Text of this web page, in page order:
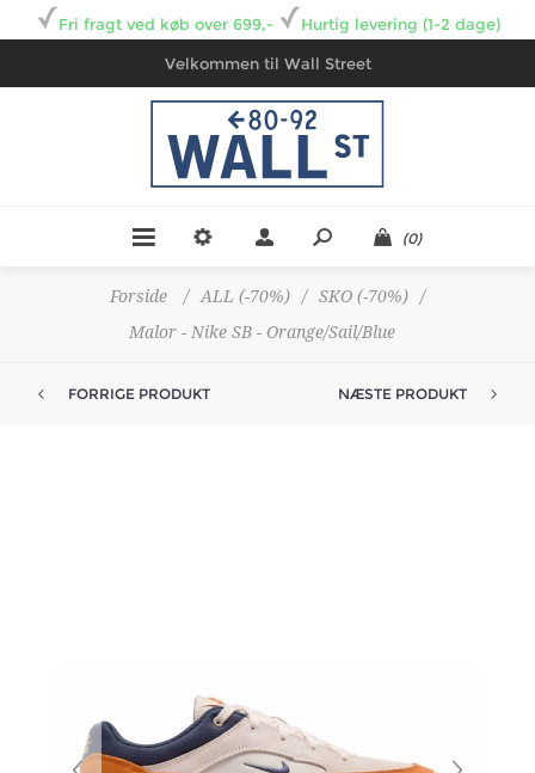
Fri fragt ved køb over 699,- Hurtig levering (1-2 dage)
Velkommen til Wall Street
(0)
Forside / ALL (-70%) / SKO (-70%)
/
Malor - Nike SB - Orange/Sail/Blue
FORRIGE PRODUKT NÆSTE PRODUKT